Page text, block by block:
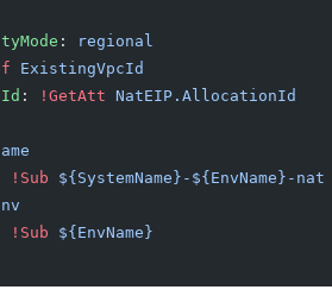
:
regional
ExistingVpcId
: !GetAtt NatEIP.AllocationId
!Sub ${SystemName}-${EnvName}-nat
!Sub ${EnvName}